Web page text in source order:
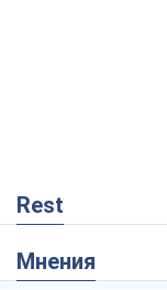
Rest
Мнения